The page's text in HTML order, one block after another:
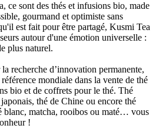
ce sont des thés et infusions bio, made
gourmand et optimiste sans
est fait pour être partagé, Kusmi Tea
autour d'une émotion universelle :
plus naturel.
recherche d’innovation permanente,
mondiale dans la vente de thé
bio et de coffrets pour le thé. Thé
thé de Chine ou encore thé
blanc, matcha, rooibos ou maté… vous
!